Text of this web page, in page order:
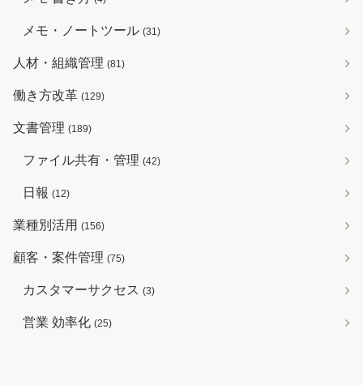
メモ・ノートツール (31)
人材・組織管理 (81)
働き方改革 (129)
文書管理 (189)
ファイル共有・管理 (42)
日報 (12)
業種別活用 (156)
顧客・案件管理 (75)
カスタマーサクセス (3)
営業 効率化 (25)